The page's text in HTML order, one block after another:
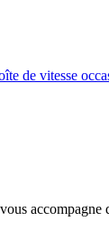
de vitesse